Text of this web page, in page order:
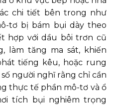
chi tiết bên trong như
tơ bị bám bụi dày theo
hợp với dầu bôi trơn cũ
làm tăng ma sát, khiến
tiếng kêu, hoặc rung
người nghĩ rằng chỉ cần
thực tế phần mô-tơ và ổ
tích bụi nghiêm trọng